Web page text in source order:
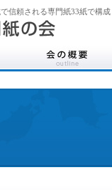
信頼される専門紙33紙で構成